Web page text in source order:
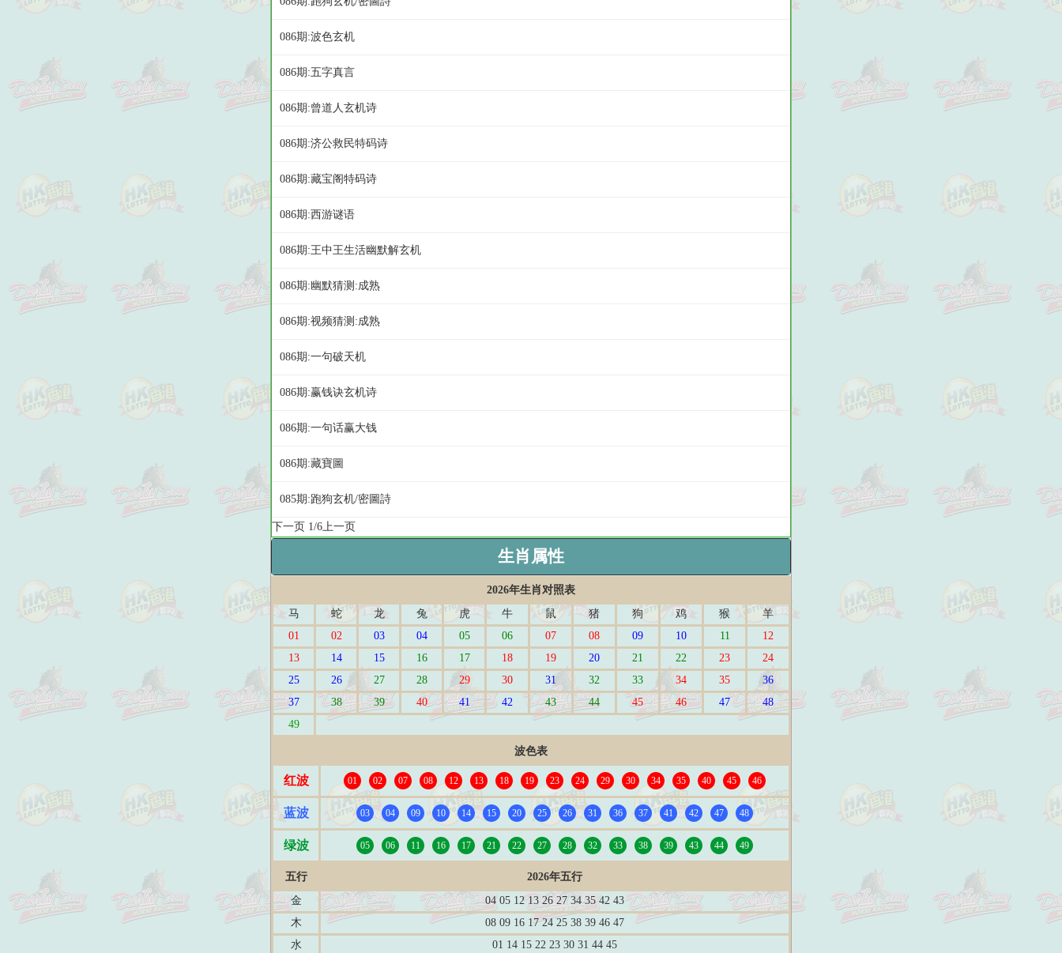
086期:波色玄机
086期:五字真言
086期:曾道人玄机诗
086期:济公救民特码诗
086期:藏宝阁特码诗
086期:西游谜语
086期:王中王生活幽默解玄机
086期:幽默猜测:成熟
086期:视频猜测:成熟
086期:一句破天机
086期:赢钱诀玄机诗
086期:一句话赢大钱
086期:藏寶圖
085期:跑狗玄机/密圖詩
下一页 1/6上一页
生肖属性
2026年生肖对照表
马
蛇 龙 兔 虎 牛 鼠 猪 狗 鸡 猴
羊
01
02 03 04 05 06 07 08 09 10 11
12
13
14 15 16 17 18 19 20 21 22 23
24
25
26 27 28 29 30 31 32 33 34 35
36
37
38 39 40 41 42 43 44 45 46 47
48
49
波色表
红波 01 02 07 08 12 13 18 19 23 24 29 30 34 35 40 45 46
蓝波 03 04 09 10 14 15 20 25 26 31 36 37 41 42 47 48
绿波 05 06 11 16 17 21 22 27 28 32 33 38 39 43 44 49
五行
2026年五行
金
04 05 12 13 26 27 34 35 42 43
木
08 09 16 17 24 25 38 39 46 47
水
01 14 15 22 23 30 31 44 45